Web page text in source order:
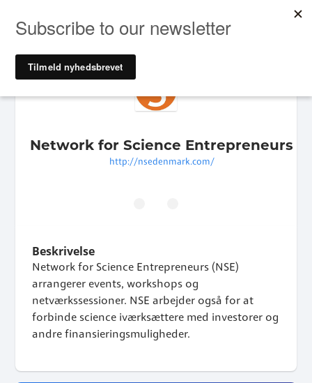
Network for Science Entrepreneurs
http://nsedenmark.com/
Beskrivelse
Network for Science Entrepreneurs (NSE)
arrangerer events, workshops og
netværkssessioner. NSE arbejder også for at
forbinde science iværksættere med investorer og
andre finansieringsmuligheder.